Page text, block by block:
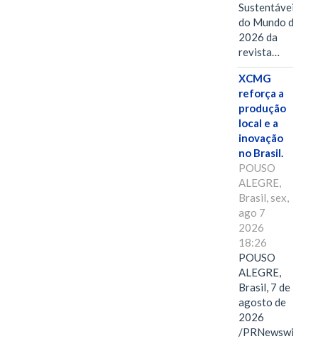
Sustentáveis
do Mundo de
2026 da
revista…
XCMG
reforça a
produção
local e a
inovação
no Brasil.
POUSO
ALEGRE,
Brasil, sex,
ago 7
2026
18:26
POUSO
ALEGRE,
Brasil, 7 de
agosto de
2026
/PRNewswire/